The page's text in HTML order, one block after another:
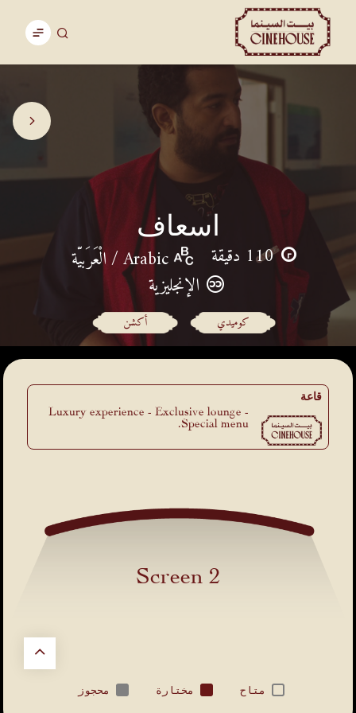
اسعاف
110 دقيقة
Arabic / الْعَرَبيّة
الإنجليزية
كوميدي أكشن
قاعة
Luxury experience - Exclusive lounge -
Special menu.
Screen 2
متاح مختارة محجوز